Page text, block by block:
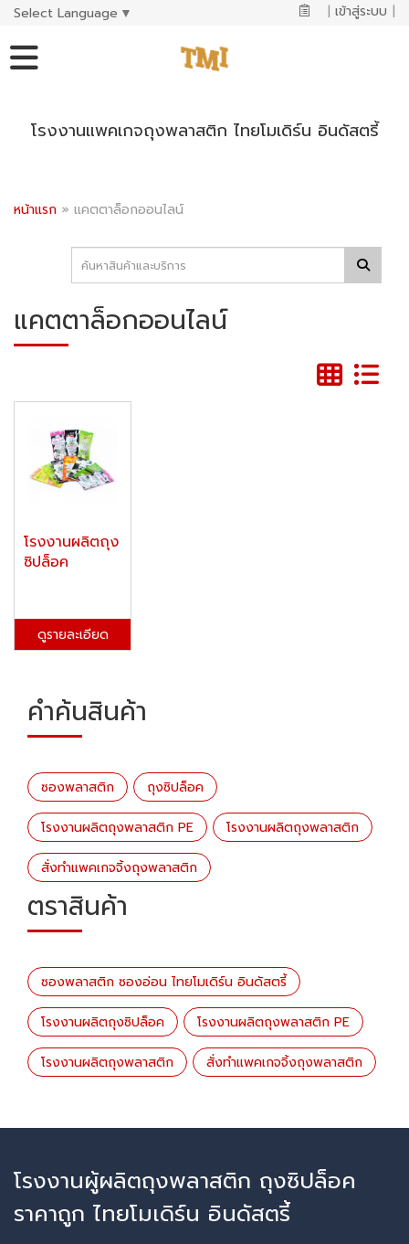
Select Language ▼ | เข้าสู่ระบบ |
โรงงานแพคเกจถุงพลาสติก ไทยโมเดิร์น อินดัสตรี้
หน้าแรก » แคตตาล็อกออนไลน์
แคตตาล็อกออนไลน์
โรงงานผลิตถุง
ซิปล็อค
ดูรายละเอียด
คำค้นสินค้า
ซองพลาสติก ถุงซิปล็อค
โรงงานผลิตถุงพลาสติก PE โรงงานผลิตถุงพลาสติก
สั่งทำแพคเกจจิ้งถุงพลาสติก
ตราสินค้า
ซองพลาสติก ซองอ่อน ไทยโมเดิร์น อินดัสตรี้
โรงงานผลิตถุงซิปล็อค โรงงานผลิตถุงพลาสติก PE
โรงงานผลิตถุงพลาสติก สั่งทำแพคเกจจิ้งถุงพลาสติก
โรงงานผู้ผลิตถุงพลาสติก ถุงซิปล็อค
ราคาถูก ไทยโมเดิร์น อินดัสตรี้